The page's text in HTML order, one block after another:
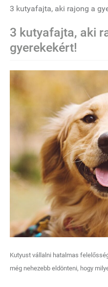
3 kutyafajta, aki rajong a
3 kutyafajta, aki
gyerekekért!
Kutyust vállalni hatalmas
még nehezebb eldönteni, hogy